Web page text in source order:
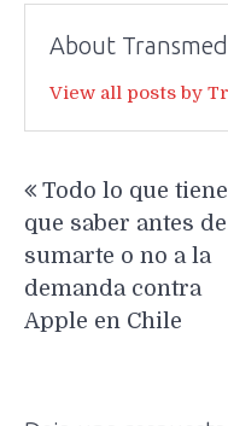
About
View all posts by
entradas
Todo lo que
que saber antes de
sumarte o no a la
demanda contra
Apple en Chile